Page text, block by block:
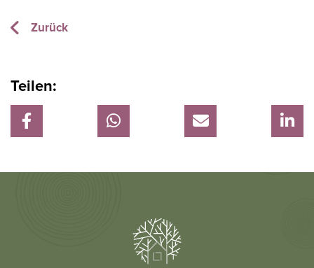
Zurück
Teilen: